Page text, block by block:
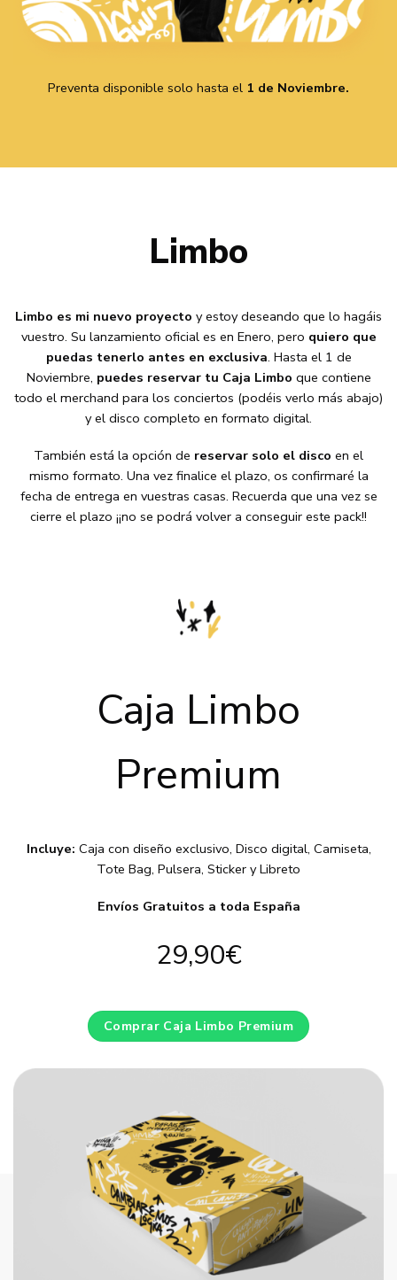
Preventa disponible solo hasta el 1 de Noviembre.
Limbo
Limbo es mi nuevo proyecto y estoy deseando que lo hagáis
vuestro. Su lanzamiento oficial es en Enero, pero quiero que
puedas tenerlo antes en exclusiva. Hasta el 1 de
Noviembre, puedes reservar tu Caja Limbo que contiene
todo el merchand para los conciertos (podéis verlo más abajo)
y el disco completo en formato digital.
También está la opción de reservar solo el disco en el
mismo formato. Una vez finalice el plazo, os confirmaré la
fecha de entrega en vuestras casas. Recuerda que una vez se
cierre el plazo ¡¡no se podrá volver a conseguir este pack!!
Caja Limbo
Premium
Incluye: Caja con diseño exclusivo, Disco digital, Camiseta,
Tote Bag, Pulsera, Sticker y Libreto
Envíos Gratuitos a toda España
29,90€
Comprar Caja Limbo Premium